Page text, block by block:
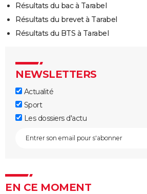
Résultats du bac à Tarabel
Résultats du brevet à Tarabel
Résultats du BTS à Tarabel
NEWSLETTERS
Actualité
Sport
Les dossiers d'actu
EN CE MOMENT